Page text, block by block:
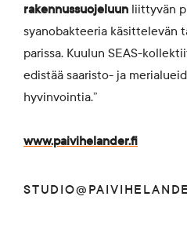
rakennussuojeluun liittyvän
syanobakteeria käsittelevän
parissa. Kuulun SEAS-
edistää saaristo- ja
hyvinvointia.”
www.paivihelander.fi